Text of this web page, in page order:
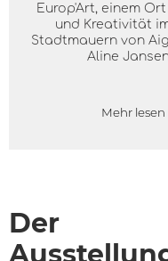
Europ'Art, einem
und Kreativität
Stadtmauern von
Aline
Mehr lesen
Der